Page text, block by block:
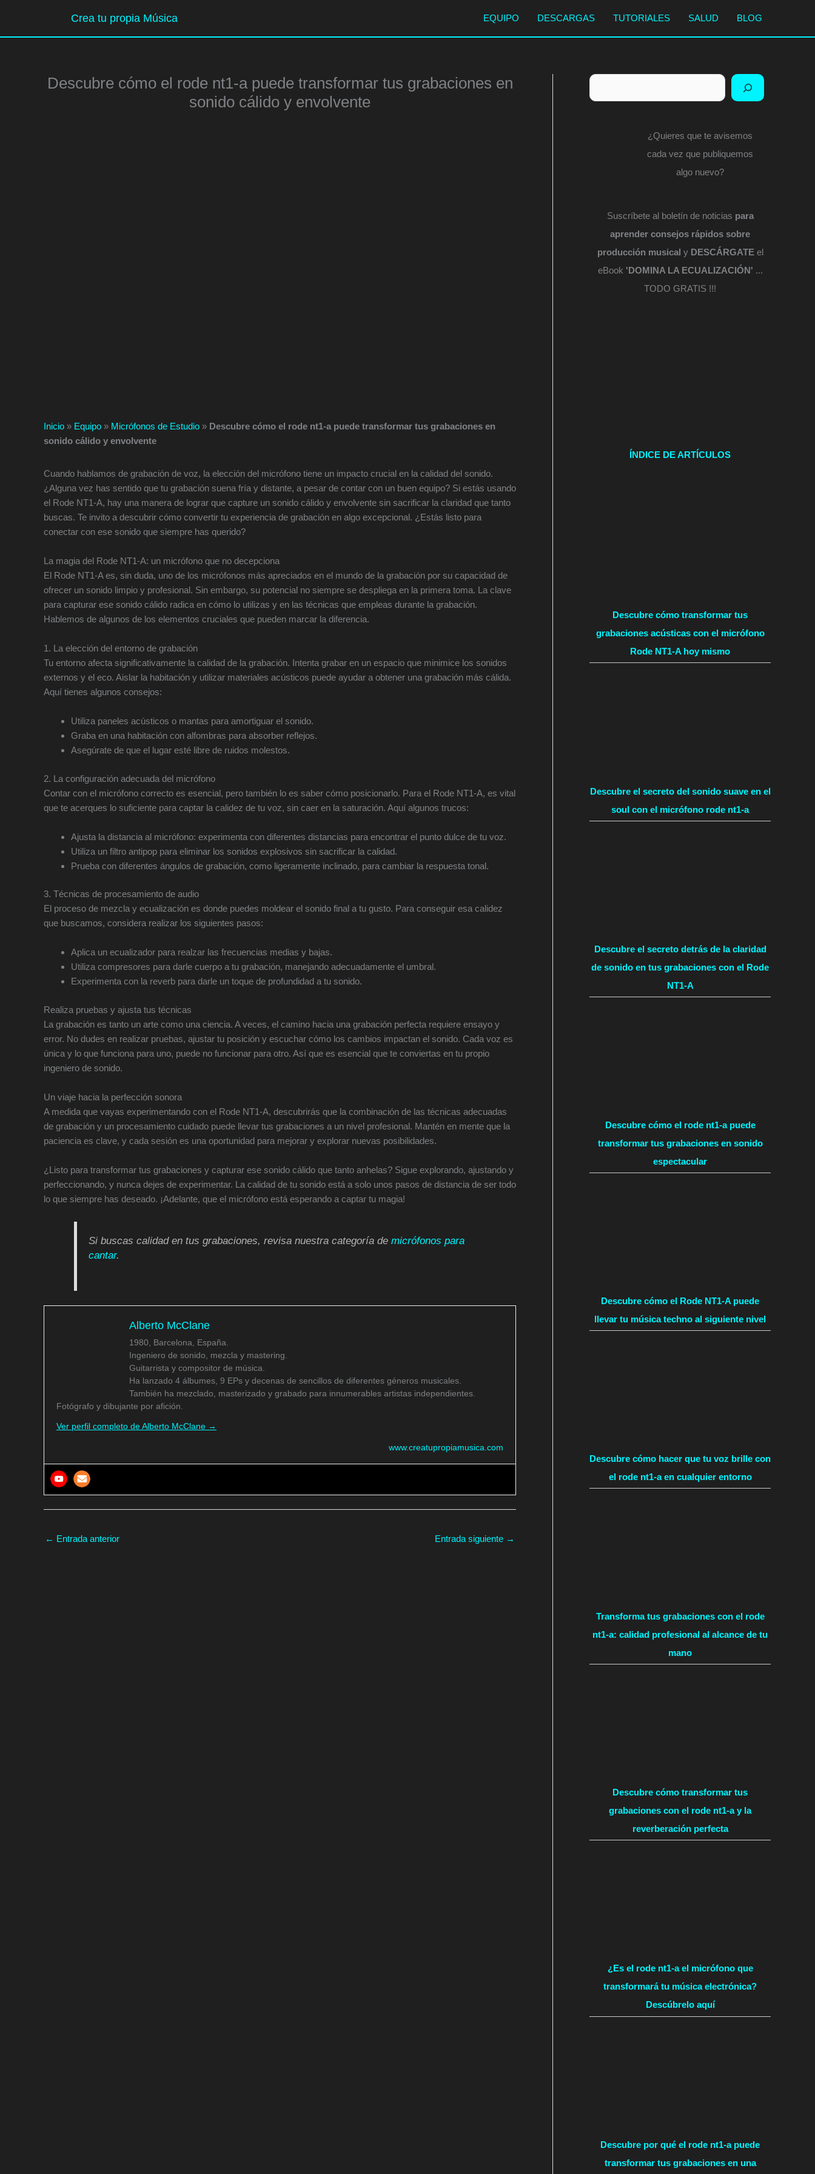
contenido
Crea tu propia Música EQUIPO DESCARGAS TUTORIALES SALUD BLOG
Descubre cómo el rode nt1-a puede transformar tus grabaciones en
sonido cálido y envolvente
Inicio » Equipo » Micrófonos de Estudio » Descubre cómo el rode nt1-a puede transformar tus grabaciones en
sonido cálido y envolvente
Cuando hablamos de grabación de voz, la elección del micrófono tiene un impacto crucial en la calidad del sonido.
¿Alguna vez has sentido que tu grabación suena fría y distante, a pesar de contar con un buen equipo? Si estás usando
el Rode NT1-A, hay una manera de lograr que capture un sonido cálido y envolvente sin sacrificar la claridad que tanto
buscas. Te invito a descubrir cómo convertir tu experiencia de grabación en algo excepcional. ¿Estás listo para
conectar con ese sonido que siempre has querido?
La magia del Rode NT1-A: un micrófono que no decepciona
El Rode NT1-A es, sin duda, uno de los micrófonos más apreciados en el mundo de la grabación por su capacidad de
ofrecer un sonido limpio y profesional. Sin embargo, su potencial no siempre se despliega en la primera toma. La clave
para capturar ese sonido cálido radica en cómo lo utilizas y en las técnicas que empleas durante la grabación.
Hablemos de algunos de los elementos cruciales que pueden marcar la diferencia.
1. La elección del entorno de grabación
Tu entorno afecta significativamente la calidad de la grabación. Intenta grabar en un espacio que minimice los sonidos
externos y el eco. Aislar la habitación y utilizar materiales acústicos puede ayudar a obtener una grabación más cálida.
Aquí tienes algunos consejos:
Utiliza paneles acústicos o mantas para amortiguar el sonido.
Graba en una habitación con alfombras para absorber reflejos.
Asegúrate de que el lugar esté libre de ruidos molestos.
2. La configuración adecuada del micrófono
Contar con el micrófono correcto es esencial, pero también lo es saber cómo posicionarlo. Para el Rode NT1-A, es vital
que te acerques lo suficiente para captar la calidez de tu voz, sin caer en la saturación. Aquí algunos trucos:
Ajusta la distancia al micrófono: experimenta con diferentes distancias para encontrar el punto dulce de tu voz.
Utiliza un filtro antipop para eliminar los sonidos explosivos sin sacrificar la calidad.
Prueba con diferentes ángulos de grabación, como ligeramente inclinado, para cambiar la respuesta tonal.
3. Técnicas de procesamiento de audio
El proceso de mezcla y ecualización es donde puedes moldear el sonido final a tu gusto. Para conseguir esa calidez
que buscamos, considera realizar los siguientes pasos:
Aplica un ecualizador para realzar las frecuencias medias y bajas.
Utiliza compresores para darle cuerpo a tu grabación, manejando adecuadamente el umbral.
Experimenta con la reverb para darle un toque de profundidad a tu sonido.
Realiza pruebas y ajusta tus técnicas
La grabación es tanto un arte como una ciencia. A veces, el camino hacia una grabación perfecta requiere ensayo y
error. No dudes en realizar pruebas, ajustar tu posición y escuchar cómo los cambios impactan el sonido. Cada voz es
única y lo que funciona para uno, puede no funcionar para otro. Así que es esencial que te conviertas en tu propio
ingeniero de sonido.
Un viaje hacia la perfección sonora
A medida que vayas experimentando con el Rode NT1-A, descubrirás que la combinación de las técnicas adecuadas
de grabación y un procesamiento cuidado puede llevar tus grabaciones a un nivel profesional. Mantén en mente que la
paciencia es clave, y cada sesión es una oportunidad para mejorar y explorar nuevas posibilidades.
¿Listo para transformar tus grabaciones y capturar ese sonido cálido que tanto anhelas? Sigue explorando, ajustando y
perfeccionando, y nunca dejes de experimentar. La calidad de tu sonido está a solo unos pasos de distancia de ser todo
lo que siempre has deseado. ¡Adelante, que el micrófono está esperando a captar tu magia!
Si buscas calidad en tus grabaciones, revisa nuestra categoría demicrófonos para
cantar.
Alberto McClane
1980, Barcelona, España.
Ingeniero de sonido, mezcla y mastering.
Guitarrista y compositor de música.
Ha lanzado 4 álbumes, 9 EPs y decenas de sencillos de diferentes géneros musicales.
También ha mezclado, masterizado y grabado para innumerables artistas independientes.
Fotógrafo y dibujante por afición.
Ver perfil completo de Alberto McClane →
www.creatupropiamusica.com
← Entrada anterior Entrada siguiente →
Buscar
¿Quieres que te avisemos
cada vez que publiquemos
algo nuevo?
Suscríbete al boletín de noticias para
aprender consejos rápidos sobre
producción musical y DESCÁRGATEel
eBook 'DOMINA LA ECUALIZACIÓN' ...
TODO GRATIS !!!
ÍNDICE DE ARTÍCULOS
Descubre cómo transformar tus
grabaciones acústicas con el micrófono
Rode NT1-A hoy mismo
Descubre el secreto del sonido suave en el
soul con el micrófono rode nt1-a
Descubre el secreto detrás de la claridad
de sonido en tus grabaciones con el Rode
NT1-A
Descubre cómo el rode nt1-a puede
transformar tus grabaciones en sonido
espectacular
Descubre cómo el Rode NT1-A puede
llevar tu música techno al siguiente nivel
Descubre cómo hacer que tu voz brille con
el rode nt1-a en cualquier entorno
Transforma tus grabaciones con el rode
nt1-a: calidad profesional al alcance de tu
mano
Descubre cómo transformar tus
grabaciones con el rode nt1-a y la
reverberación perfecta
¿Es el rode nt1-a el micrófono que
transformará tu música electrónica?
Descúbrelo aquí
Descubre por qué el rode nt1-a puede
transformar tus grabaciones en una